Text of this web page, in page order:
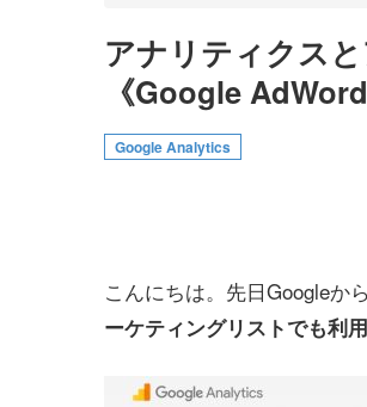
アナリティクス
《Google
Google Analytics
こんにちは。先日Googleから
ーケティングリストでも利